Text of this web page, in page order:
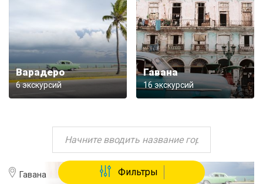
Фильтры
Варадеро
6 экскурсий
Гавана
16 экскурсий
Гавана Варадеро